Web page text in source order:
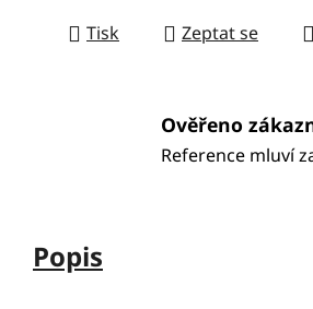
Tisk
Zeptat se
Ověřeno
Reference mluví
Popis